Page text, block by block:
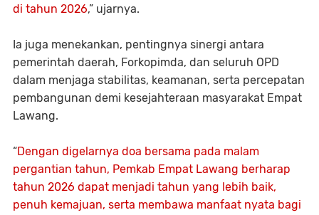
di tahun 2026,” ujarnya.
Ia juga menekankan, pentingnya sinergi antara
pemerintah daerah, Forkopimda, dan seluruh OPD
dalam menjaga stabilitas, keamanan, serta percepatan
pembangunan demi kesejahteraan masyarakat Empat
Lawang.
“Dengan digelarnya doa bersama pada malam
pergantian tahun, Pemkab Empat Lawang berharap
tahun 2026 dapat menjadi tahun yang lebih baik,
penuh kemajuan, serta membawa manfaat nyata bagi